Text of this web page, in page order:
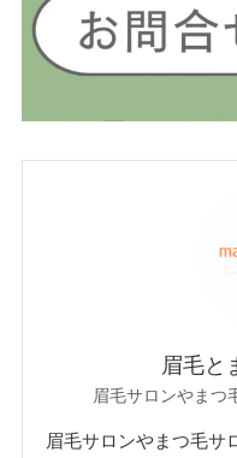
眉毛と
眉毛サロンやまつ
眉毛サロンやまつ毛サ